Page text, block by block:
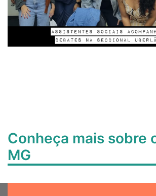
Conheça mais sobre
MG